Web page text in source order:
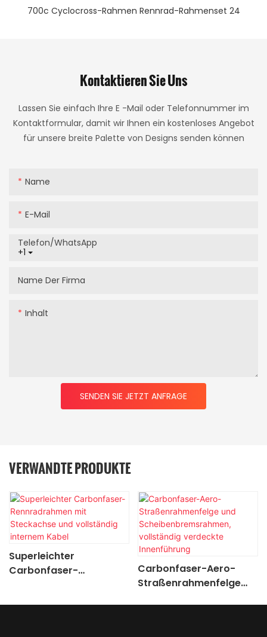
Kontaktieren Sie Uns
Lassen Sie einfach Ihre E -Mail oder Telefonnummer im
Kontaktformular, damit wir Ihnen ein kostenloses Angebot
für unsere breite Palette von Designs senden können
Name
E-Mail
+1
Telefon/WhatsApp
Name Der Firma
Inhalt
SENDEN SIE JETZT ANFRAGE
VERWANDTE PRODUKTE
Superleichter
Carbonfaser-
Carbonfaser-Aero-
Straßenrahmenfelge